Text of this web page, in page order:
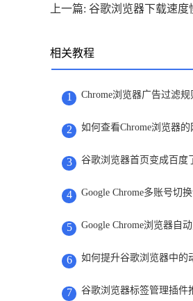
相关教程
1 Chrome浏览器广告过滤
2 如何查看Chrome浏览器
3 谷歌浏览器首页变成百度
4 Google Chrome多账号切
5 Google Chrome浏览器自
6 如何提升谷歌浏览器中的
7 谷歌浏览器标签管理插件